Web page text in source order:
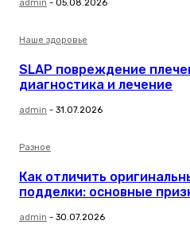
admin - 05.08.2026
Наше здоровье
SLAP повреждение
диагностика и лечение
admin - 31.07.2026
Разное
Как отличить
подделки: основные
admin - 30.07.2026